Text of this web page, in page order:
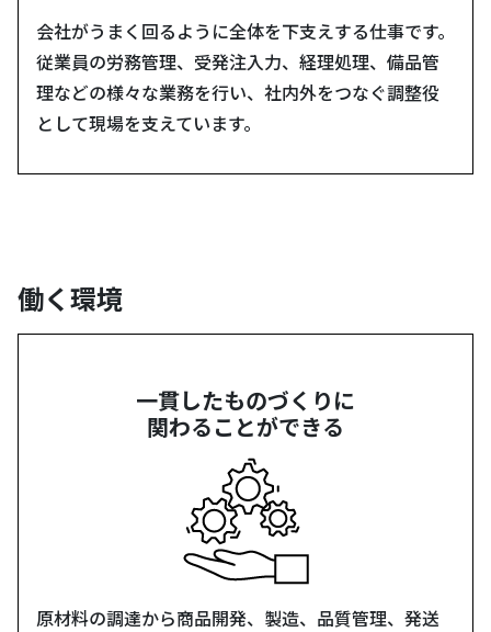
会社がうまく回るように全体を下支えする仕事です。
従業員の労務管理、受発注入力、経理処理、備品管
理などの様々な業務を行い、社内外をつなぐ調整役
として現場を支えています。
働く環境
一貫したものづくりに
関わることができる
原材料の調達から商品開発、製造、品質管理、発送